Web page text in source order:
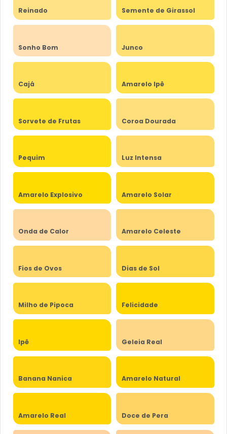
Reinado Semente de Girassol
Sonho Bom Junco
Cajá Amarelo Ipê
Sorvete de Frutas Coroa Dourada
Pequim Luz Intensa
Amarelo Explosivo Amarelo Solar
Onda de Calor Amarelo Celeste
Fios de Ovos Dias de Sol
Milho de Pipoca Felicidade
Ipê Geleia Real
Banana Nanica Amarelo Natural
Amarelo Real Doce de Pera